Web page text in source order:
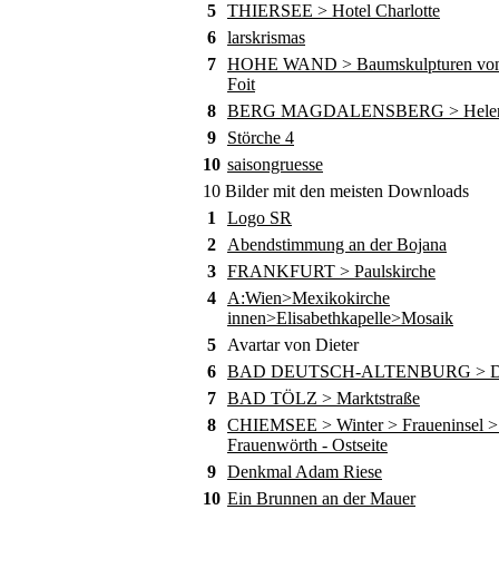
5 THIERSEE > Hotel Charlotte
6 larskrismas
7 HOHE WAND > Baumskulpturen
Foit
8 BERG MAGDALENSBERG >
9
Störche 4
10 saisongruesse
10 Bilder mit den meisten Downloads
1
Logo SR
2
Abendstimmung an der Bojana
3 FRANKFURT > Paulskirche
4
A:Wien>Mexikokirche
innen>Elisabethkapelle>Mosaik
5
Avartar von Dieter
6 BAD DEUTSCH-ALTENBURG >
7 BAD TÖLZ > Marktstraße
8 CHIEMSEE > Winter > Fraueninsel
Frauenwörth - Ostseite
9 Denkmal Adam Riese
10 Ein Brunnen an der Mauer